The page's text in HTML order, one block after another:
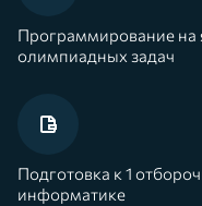
Программирование на
олимпиадных задач
Подготовка к 1
информатике